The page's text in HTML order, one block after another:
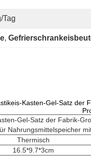
Tag
,
Kasten-Gel-Satz der
Gel-Satz der Fabrik-
Nahrungsmittelspeicher
Thermisch
16.5*9.7*3cm